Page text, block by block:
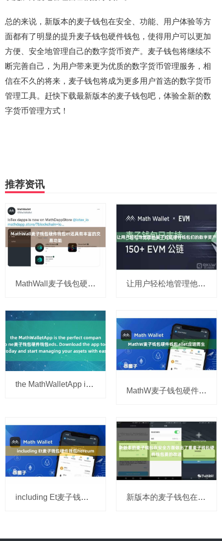
总的来说，新版本的麦子钱包在安全、功能、用户体验等方
面都有了明显的提升麦子钱包硬件钱包，使得用户可以更加
方便、安全地管理自己的数字货币资产。麦子钱包将继续不
断完善自己，为用户带来更为优质的数字货币管理服务，相
信在不久的将来，麦子钱包将成为更多用户首选的数字货币
管理工具。赶快下载最新版本的麦子钱包吧，体验全新的数
字货币管理方式！
推荐资讯
MathWall麦子钱包硬件钱包et还具有丰富的交易功能 让用户轻松地管理他麦子钱包硬件钱包们的数字资产
the MathWalletApp is the perfect companion for all
MathW麦子钱包硬件钱包allet应运而生
including Et麦子钱包硬件钱包hereum 新版本的麦子钱包在安全方面做出了重麦子钱包硬件钱包要的改进